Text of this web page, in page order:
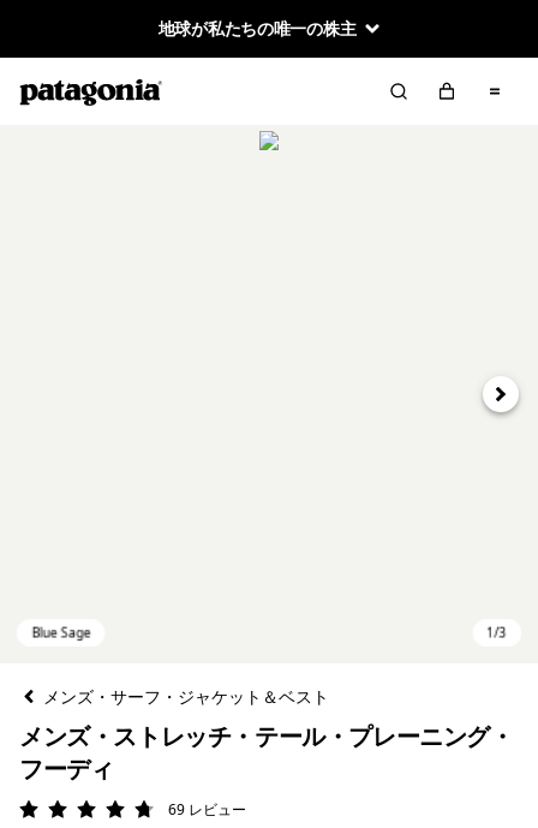
地球が私たちの唯一の株主
次へ
メンズ・サーフ・ジャケット＆ベスト
メンズ・ストレッチ・テール・プレーニング・
フーディ
評価: 4.8 / 5
69 レビュー